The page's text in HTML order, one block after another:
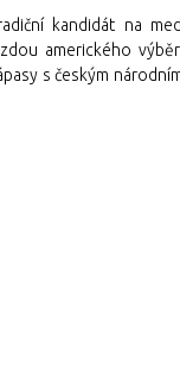
kandidát na
amerického
s českým